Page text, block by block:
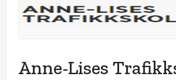
Anne-Lises